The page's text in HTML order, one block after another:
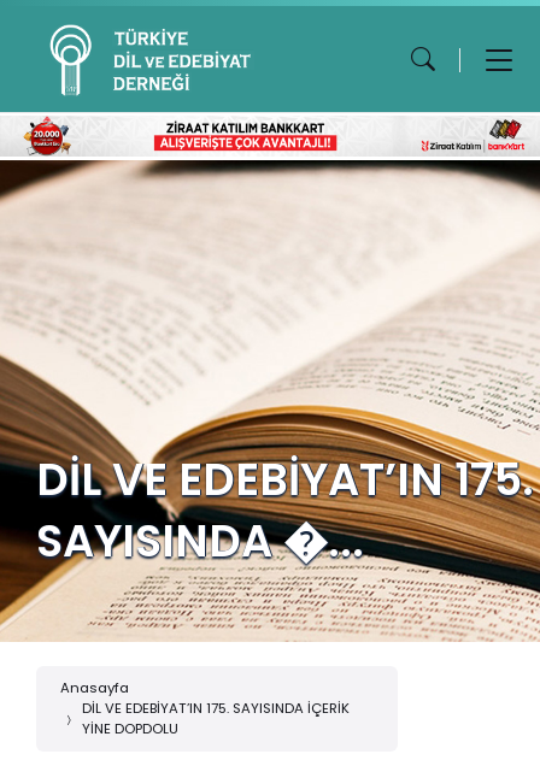
DİL VE EDEBİYAT’IN 175.
SAYISINDA �...
Anasayfa
DİL VE EDEBİYAT’IN 175. SAYISINDA İÇERİK
YİNE DOPDOLU